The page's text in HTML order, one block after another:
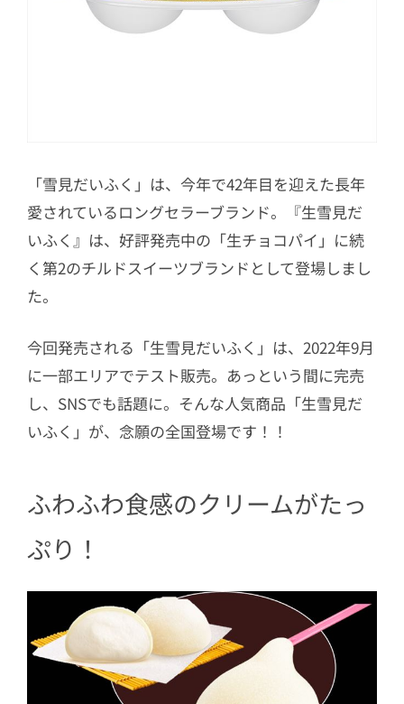
「雪見だいふく」は、今年で42年目を迎えた長年
愛されているロングセラーブランド。『生雪見だ
いふく』は、好評発売中の「生チョコパイ」に続
く第2のチルドスイーツブランドとして登場しまし
た。
今回発売される「生雪見だいふく」は、2022年9月
に一部エリアでテスト販売。あっという間に完売
し、SNSでも話題に。そんな人気商品「生雪見だ
いふく」が、念願の全国登場です！！
ふわふわ食感のクリームがたっ
ぷり！